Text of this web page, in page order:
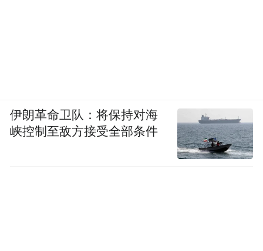
伊朗革命卫队：将保持对海
峡控制至敌方接受全部条件